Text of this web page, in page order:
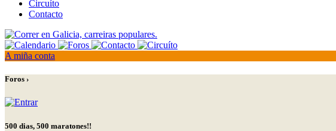
Circuíto
Contacto
A miña conta
Foros ›
500 dias, 500 maratones!!